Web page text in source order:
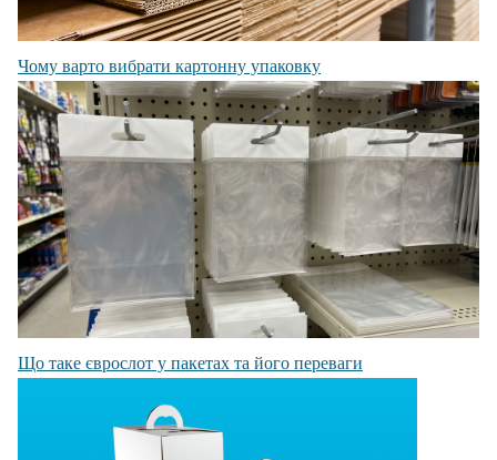
Чому варто вибрати картонну упаковку
Що таке єврослот у пакетах та його переваги